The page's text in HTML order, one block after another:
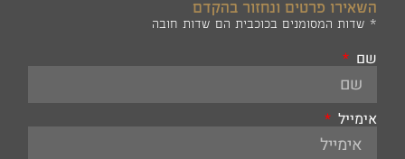
השאירו פרטים ונחזור בהקדם
* שדות המסומנים בכוכבית הם שדות חובה
שם
אימייל